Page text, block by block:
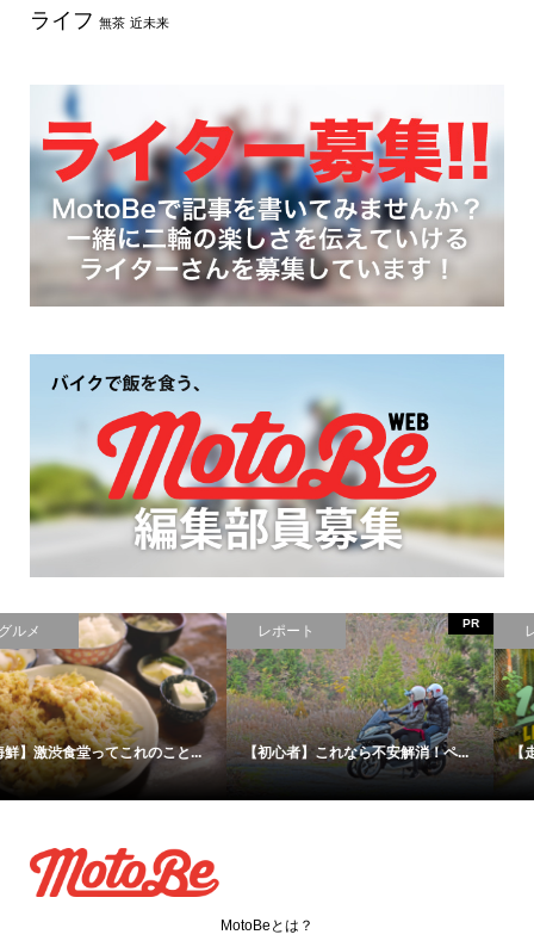
ライフ 無茶 近未来
レポート
【初心者】これなら不安解消！ペ...
レポート
【走りの125】125だってここまで...
MotoBeとは？